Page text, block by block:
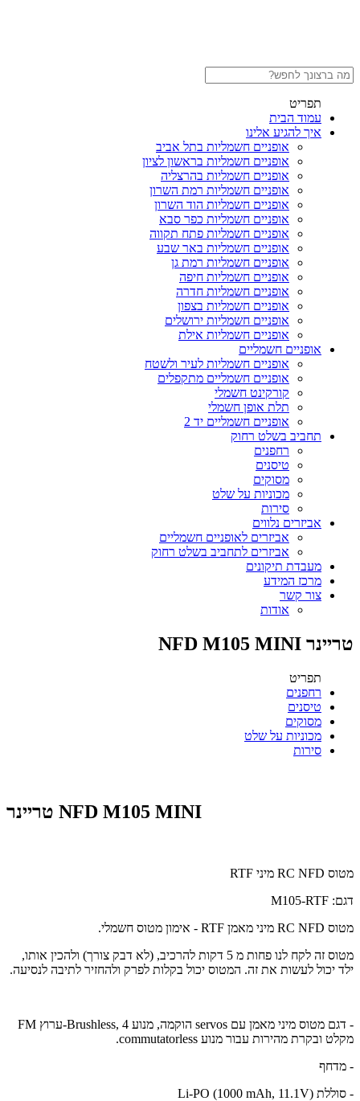
תפריט
עמוד הבית
איך להגיע אלינו
אופניים חשמליות בתל אביב
אופניים חשמליות בראשון לציון
אופניים חשמליות בהרצליה
אופניים חשמליות רמת השרון
אופניים חשמליות הוד השרון
אופניים חשמליות כפר סבא
אופניים חשמליות פתח תקווה
אופניים חשמליות באר שבע
אופניים חשמליות רמת גן
אופניים חשמליות חיפה
אופניים חשמליות חדרה
אופניים חשמליות בצפון
אופניים חשמליות ירושלים
אופניים חשמליות אילת
אופניים חשמליים
אופניים חשמליות לעיר ולשטח
אופניים חשמליים מתקפלים
קורקינט חשמלי
תלת אופן חשמלי
אופניים חשמליים יד 2
תחביב בשלט רחוק
רחפנים
טיסנים
מסוקים
מכוניות על שלט
סירות
אביזרים נלווים
אביזרים לאופניים חשמליים
אביזרים לתחביב בשלט רחוק
מעבדת תיקונים
מרכז המידע
צור קשר
אודות
טריינר NFD M105 MINI
תפריט
רחפנים
טיסנים
מסוקים
מכוניות על שלט
סירות
טריינר NFD M105 MINI
מטוס RC NFD מיני RTF
דגם: M105-RTF
מטוס RC NFD מיני מאמן RTF - אימון מטוס חשמלי.
מטוס זה לקח לנו פחות מ 5 דקות להרכיב, (לא דבק צורך) ולהכין אותו,
ילד יכול לעשות את זה. המטוס יכול בקלות לפרק ולהחזיר לתיבה לנסיעה.
- דגם מטוס מיני מאמן עם servos הוקמה, מנוע Brushless, 4-ערוץ FM
מקלט ובקרת מהירות עבור מנוע commutatorless.
- מדחף
- סוללת Li-PO (1000 mAh, 11.1V)